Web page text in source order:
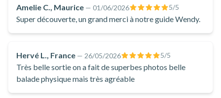
des gorges de Rivière Noire ! Seul, entre amis ou en famille,
Amelie C., Maurice — 01/06/2026 5/5
Super découverte, un grand merci à notre guide Wendy.
Hervé L., France — 26/05/2026 5/5
Très belle sortie on a fait de superbes photos belle
balade physique mais très agréable